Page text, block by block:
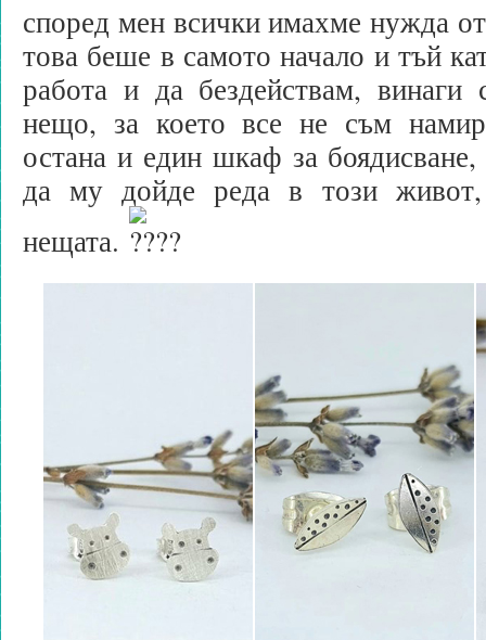
според мен всички имахме нужда
това беше в самото начало и тъй
работа и да бездействам,
нещо, за което все не съм
остана и един шкаф за
да му дойде реда в този
нещата.